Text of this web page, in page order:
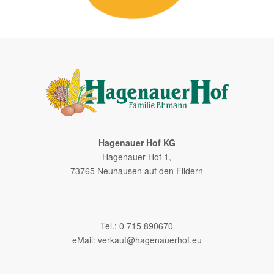
Hagenauer Hof KG
Hagenauer Hof 1,
73765 Neuhausen auf den Fildern
Tel.: 0 715 890670
eMail: verkauf@hagenauerhof.eu